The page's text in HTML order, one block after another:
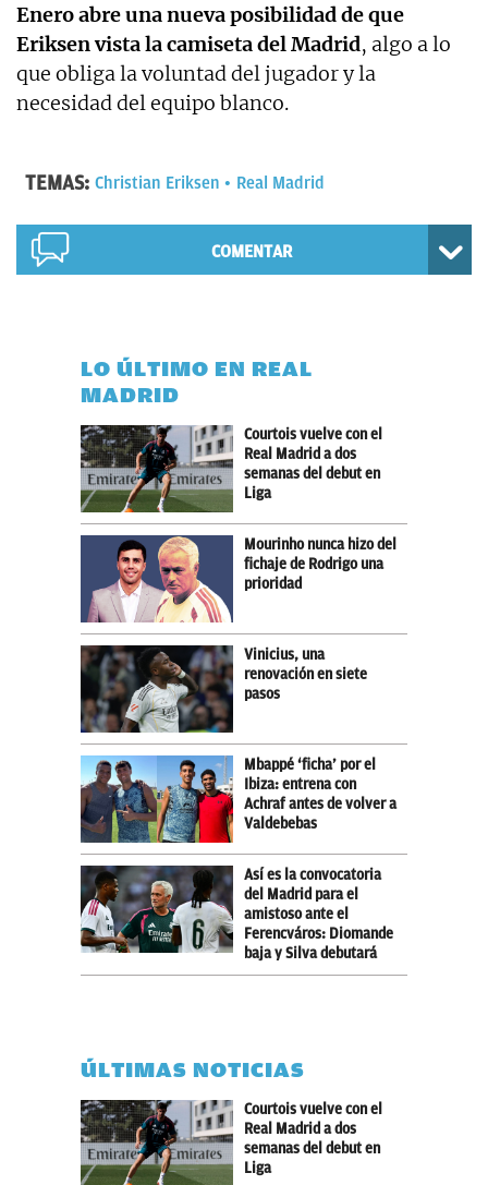
Enero abre una nueva posibilidad de que
Eriksen vista la camiseta del Madrid, algo a lo
que obliga la voluntad del jugador y la
necesidad del equipo blanco.
TEMAS: Christian Eriksen Real Madrid
COMENTAR
LO ÚLTIMO EN REAL
MADRID
Courtois vuelve con el
Real Madrid a dos
semanas del debut en
Liga
Mourinho nunca hizo del
fichaje de Rodrigo una
prioridad
Vinicius, una
renovación en siete
pasos
Mbappé ‘ficha’ por el
Ibiza: entrena con
Achraf antes de volver a
Valdebebas
Así es la convocatoria
del Madrid para el
amistoso ante el
Ferencváros: Diomande
baja y Silva debutará
ÚLTIMAS NOTICIAS
Courtois vuelve con el
Real Madrid a dos
semanas del debut en
Liga